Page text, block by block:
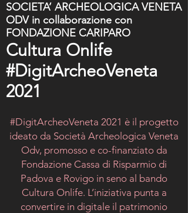
SOCIETA’ ARCHEOLOGICA VENETA
ODV in collaborazione con
FONDAZIONE CARIPARO
Cultura Onlife
#DigitArcheoVeneta
2021
#DigitArcheoVeneta 2021 è il progetto
ideato da Società Archeologica Veneta
Odv, promosso e co-finanziato da
Fondazione Cassa di Risparmio di
Padova e Rovigo in seno al bando
Cultura Onlife. L’iniziativa punta a
convertire in digitale il patrimonio